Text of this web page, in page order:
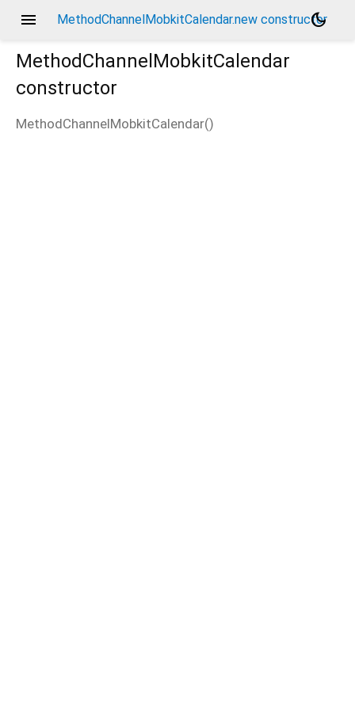
menu MethodChannelMobkitCalendar.new constructor
dark_mode
MethodChannelMobkitCalendar
constructor
MethodChannelMobkitCalendar()